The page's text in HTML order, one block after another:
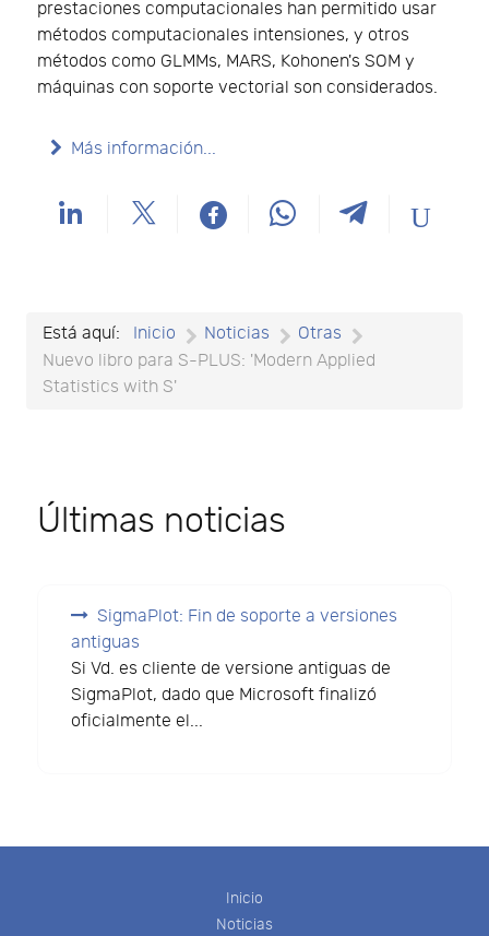
prestaciones computacionales han permitido usar
métodos computacionales intensiones, y otros
métodos como GLMMs, MARS, Kohonen's SOM y
máquinas con soporte vectorial son considerados.
Más información...
Está aquí: Inicio Noticias
Otras
Nuevo libro para S-PLUS: 'Modern Applied
Statistics with S'
Últimas noticias
SigmaPlot: Fin de soporte a versiones
antiguas
Si Vd. es cliente de versione antiguas de
SigmaPlot, dado que Microsoft finalizó
oficialmente el...
Inicio
Noticias